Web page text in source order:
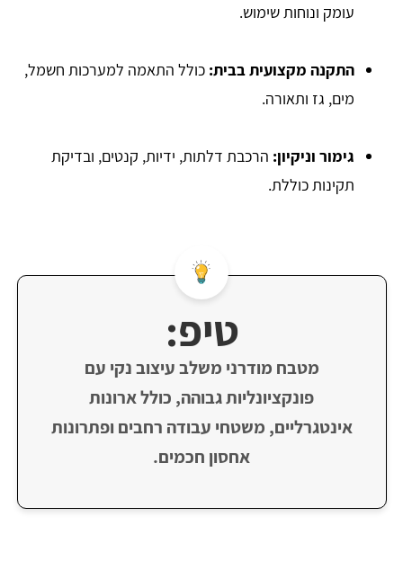
עומק ונוחות שימוש.
התקנה מקצועית בבית: כולל התאמה למערכות חשמל,
מים, גז ותאורה.
גימור וניקיון: הרכבת דלתות, ידיות, קנטים, ובדיקת
תקינות כוללת.
טיפ:
מטבח מודרני משלב עיצוב נקי עם
פונקציונליות גבוהה, כולל ארונות
אינטגרליים, משטחי עבודה רחבים ופתרונות
אחסון חכמים.